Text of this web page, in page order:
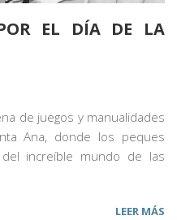
EL DÍA DE LA
de juegos y manualidades
Ana, donde los peques
increíble mundo de las
LEER MÁS